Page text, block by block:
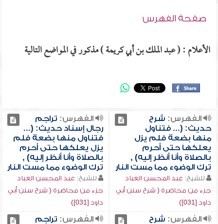
صفحة الفهرس
الأعلام : ( عبد الملك بن أبي كريمة ) مذكور في المواضع التالية
الفهرس: شرح
حديث: (... فتناول
منها بضعة فلم يزل
يعلكها حتى أحرم
بالصلاة وأنا أنظر إليه) ,
ترك الوضوء مما مست النار
للشيخ: عبد المحسن العباد
جزء من محاضرة ( شرح سنن أبي
داود [031])
الفهرس: تراجم
رجال إسناد حديث: (...
فتناول منها بضعة فلم
يزل يعلكها حتى أحرم
بالصلاة وأنا أنظر إليه) ,
ترك الوضوء مما مست النار
للشيخ: عبد المحسن العباد
جزء من محاضرة ( شرح سنن أبي
داود [031])
الفهرس: شرح
الفهرس: تراجم